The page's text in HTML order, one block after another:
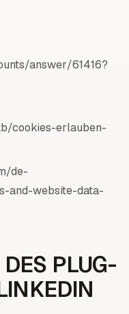
answer/61416?
cookies-erlauben-
de-
and-website-data-
PLUG-